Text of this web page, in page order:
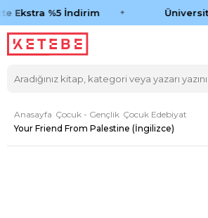
Ekstra %5 İndirim
Anasayfa Çocuk - Gençlik Çocuk Edebiyat
Your Friend From Palestine (İngilizce)